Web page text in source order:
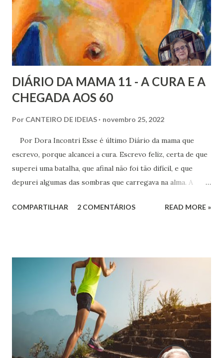
DIÁRIO DA MAMA 11 - A CURA E A
CHEGADA AOS 60
Por CANTEIRO DE IDEIAS novembro 25, 2022
Por Dora Incontri Esse é último Diário da mama que
escrevo, porque alcancei a cura. Escrevo feliz, certa de que
superei uma batalha, que afinal não foi tão difícil, e que
depurei algumas das sombras que carregava na alma. A
cura do tumor, esvaíram-se também.
COMPARTILHAR 2 COMENTÁRIOS READ MORE »